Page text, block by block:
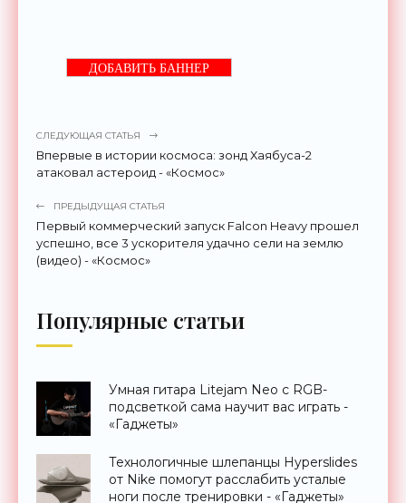
ДОБАВИТЬ БАННЕР
СЛЕДУЮЩАЯ СТАТЬЯ
Впервые в истории космоса: зонд Хаябуса-2
атаковал астероид - «Космос»
ПРЕДЫДУЩАЯ СТАТЬЯ
Первый коммерческий запуск Falcon Heavy прошел
успешно, все 3 ускорителя удачно сели на землю
(видео) - «Космос»
Популярные статьи
Умная гитара Litejam Neo с RGB-
подсветкой сама научит вас играть -
«Гаджеты»
Технологичные шлепанцы Hyperslides
от Nike помогут расслабить усталые
ноги после тренировки - «Гаджеты»